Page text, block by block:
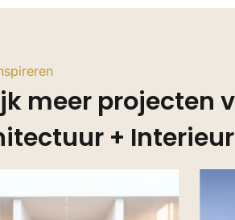
meer projecten
+ Interieur